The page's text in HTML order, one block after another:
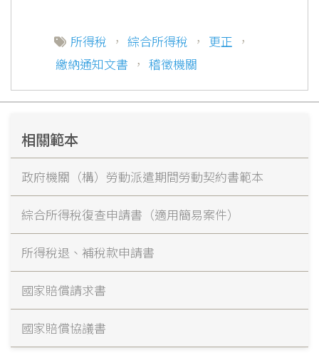
所得稅 ， 綜合所得稅 ， 更正 ，
繳納通知文書 ， 稽徵機關
相關範本
政府機關（構）勞動派遣期間勞動契約書範本
綜合所得稅復查申請書（適用簡易案件）
所得稅退、補稅款申請書
國家賠償請求書
國家賠償協議書